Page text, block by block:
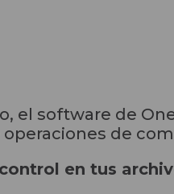
el software de
de
en tus